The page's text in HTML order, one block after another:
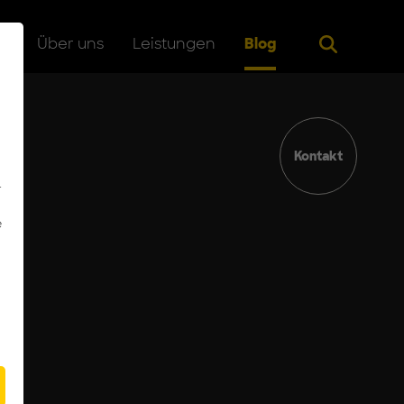
Über uns Leistungen Blog
Kontakt